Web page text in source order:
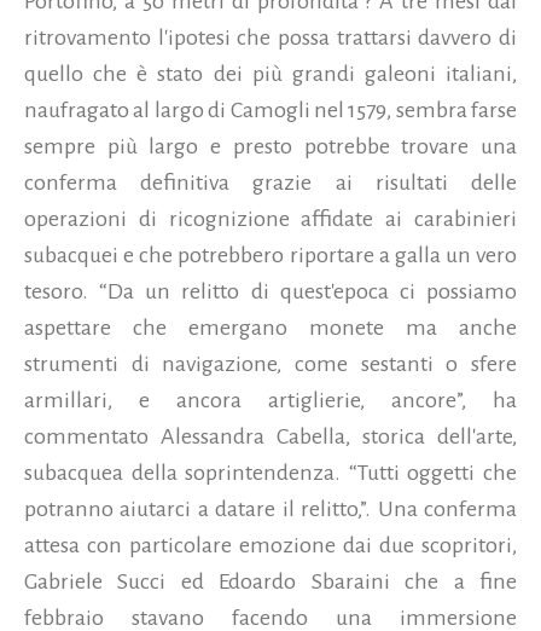
ritrovamento l'ipotesi che possa trattarsi davvero di
quello che è stato dei più grandi galeoni italiani,
naufragato al largo di Camogli nel 1579, sembra farse
sempre più largo e presto potrebbe trovare una
conferma definitiva grazie ai risultati delle
operazioni di ricognizione affidate ai carabinieri
subacquei e che potrebbero riportare a galla un vero
tesoro. “Da un relitto di quest'epoca ci possiamo
aspettare che emergano monete ma anche
strumenti di navigazione, come sestanti o sfere
armillari, e ancora artiglierie, ancore”, ha
commentato Alessandra Cabella, storica dell'arte,
subacquea della soprintendenza. “Tutti oggetti che
potranno aiutarci a datare il relitto,”. Una conferma
attesa con particolare emozione dai due scopritori,
Gabriele Succi ed Edoardo Sbaraini che a fine
febbraio stavano facendo una immersione